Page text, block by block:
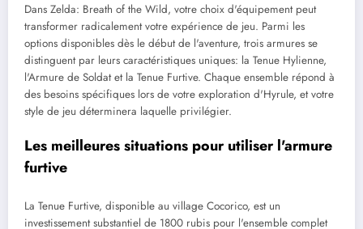
Dans Zelda: Breath of the Wild, votre choix d'équipement peut
transformer radicalement votre expérience de jeu. Parmi les
options disponibles dès le début de l'aventure, trois armures se
distinguent par leurs caractéristiques uniques: la Tenue Hylienne,
l'Armure de Soldat et la Tenue Furtive. Chaque ensemble répond à
des besoins spécifiques lors de votre exploration d'Hyrule, et votre
style de jeu déterminera laquelle privilégier.
Les meilleures situations pour utiliser l'armure
furtive
La Tenue Furtive, disponible au village Cocorico, est un
investissement substantiel de 1800 rubis pour l'ensemble complet